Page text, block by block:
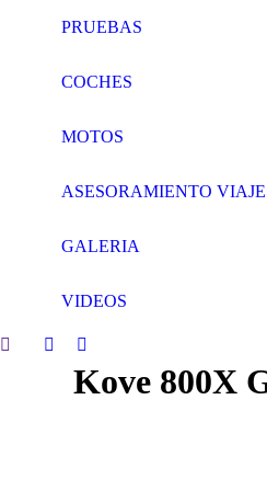
PRUEBAS
COCHES
MOTOS
ASESORAMIENTO
GALERIA
VIDEOS
Search:
Facebook
Twitter
page
Kove 800X